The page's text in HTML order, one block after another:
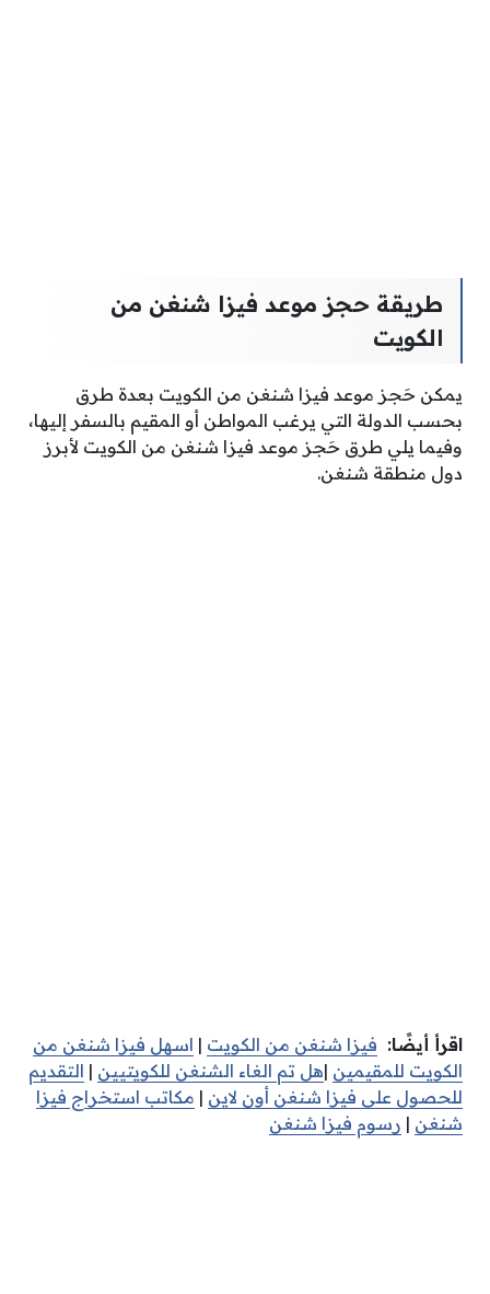
طريقة حجز موعد فيزا شنغن من
الكويت
يمكن حَجز موعد فيزا شنغن من الكويت بعدة طرق
بحسب الدولة التي يرغب المواطن أو المقيم بالسفر إليها،
وفيما يلي طرق حَجز موعد فيزا شنغن من الكويت لأبرز
دول منطقة شنغن.
اقرأ أيضًا: فيزا شنغن من الكويت | اسهل فيزا شنغن من
الكويت للمقيمين |هل تم الغاء الشنغن للكويتيين | التقديم
للحصول على فيزا شنغن أون لاين | مكاتب استخراج فيزا
شنغن | رسوم فيزا شنغن